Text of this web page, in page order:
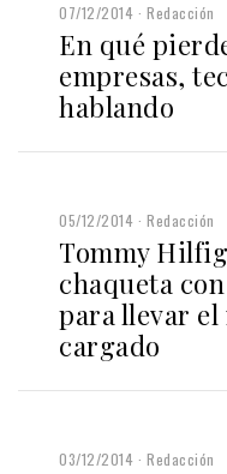
07/12/2014 Redacción
En qué
empresas,
hablando
05/12/2014 Redacción
Tommy
chaqueta
para llevar
cargado
03/12/2014 Redacción